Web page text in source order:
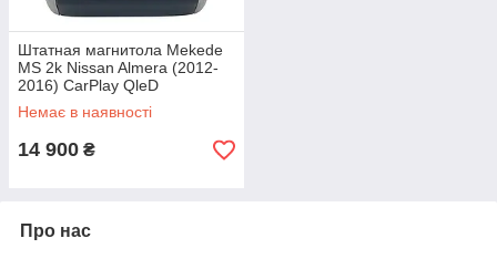
Штатная магнитола Mekede
MS 2k Nissan Almera (2012-
2016) CarPlay QleD
Немає в наявності
14 900 ₴
Про нас